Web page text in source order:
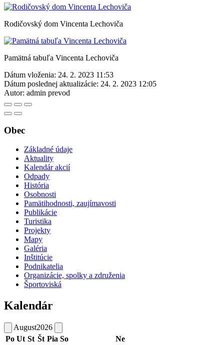
Rodičovský dom Vincenta Lechoviča
Pamätná tabuľa Vincenta Lechoviča
Dátum vloženia: 24. 2. 2023 11:53
Dátum poslednej aktualizácie: 24. 2. 2023 12:05
Autor: admin prevod
Obec
Základné údaje
Aktuality
Kalendár akcií
Odpady
História
Osobnosti
Pamätihodnosti, zaujímavosti
Publikácie
Turistika
Projekty
Mapy
Galéria
Inštitúcie
Podnikatelia
Organizácie, spolky a združenia
Športoviská
Kalendár
August2026
Po Ut St Št Pia So
Ne